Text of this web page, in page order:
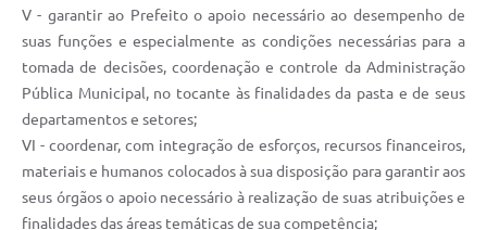
V - garantir ao Prefeito o apoio necessário ao desempenho de
suas funções e especialmente as condições necessárias para a
tomada de decisões, coordenação e controle da Administração
Pública Municipal, no tocante às finalidades da pasta e de seus
departamentos e setores;
VI - coordenar, com integração de esforços, recursos financeiros,
materiais e humanos colocados à sua disposição para garantir aos
seus órgãos o apoio necessário à realização de suas atribuições e
finalidades das áreas temáticas de sua competência;